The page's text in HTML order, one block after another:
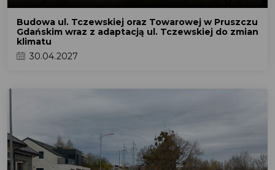
Budowa ul. Tczewskiej oraz Towarowej w Pruszczu
Gdańskim wraz z adaptacją ul. Tczewskiej do zmian
klimatu
30.04.2027